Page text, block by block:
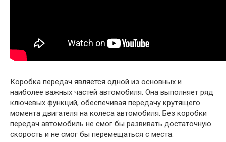
Коробка передач является одной из основных и
наиболее важных частей автомобиля. Она выполняет ряд
ключевых функций, обеспечивая передачу крутящего
момента двигателя на колеса автомобиля. Без коробки
передач автомобиль не смог бы развивать достаточную
скорость и не смог бы перемещаться с места.